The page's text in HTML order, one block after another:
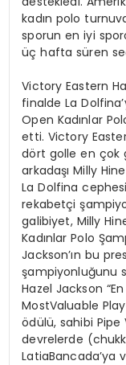
kadın polo
sporun en iyi
üç hafta süren
Victory Eastern
finalde La
Open Kadınlar
etti. Victory
dört golle en çok
arkadaşı Milly
La Dolfina
rekabetçi
galibiyet, Milly
Kadınlar Polo
Jackson’ın bu
şampiyonluğunu
Hazel Jackson
MostValuable
ödülü, sahibi
devrelerde
LatiaBancada’ya